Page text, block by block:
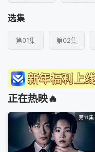
选集
第01集 第02集
正在热映🔥
第11集